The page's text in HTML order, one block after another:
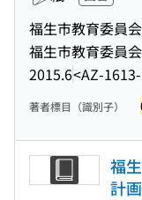
福生市教育委員
福生市教育委員
2015.6<AZ-
著者標目（識別子）
福
計